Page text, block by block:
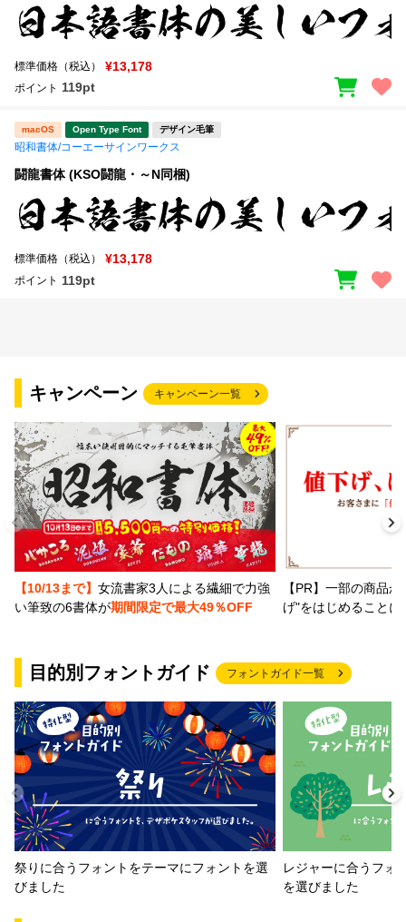
標準価格（税込） ¥13,178
ポイント 119pt
macOS Open Type Font デザイン毛筆
昭和書体/コーエーサインワークス
闘龍書体 (KSO闘龍・～N同梱)
標準価格（税込） ¥13,178
ポイント 119pt
キャンペーン キャンペーン一覧
【10/13まで】 女流書家3人による繊細で力強
い筆致の6書体が期間限定で最大49％OFF
【PR】一部の商品
げ"をはじめること
目的別フォントガイド フォントガイド一覧
祭りに合うフォントをテーマにフォントを選
びました
レジャーに合うフォ
を選びました